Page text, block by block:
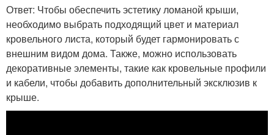
Ответ: Чтобы обеспечить эстетику ломаной крыши,
необходимо выбрать подходящий цвет и материал
кровельного листа, который будет гармонировать с
внешним видом дома. Также, можно использовать
декоративные элементы, такие как кровельные профили
и кабели, чтобы добавить дополнительный эксклюзив к
крыше.